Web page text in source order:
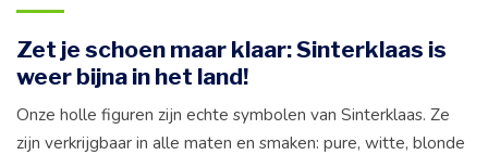
Zet je schoen maar klaar: Sinterklaas is
weer bijna in het land!
Onze holle figuren zijn echte symbolen van Sinterklaas. Ze
zijn verkrijgbaar in alle maten en smaken: pure, witte, blonde